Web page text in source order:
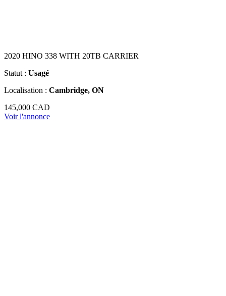
2020 HINO 338 WITH 20TB CARRIER
Statut : Usagé
Localisation : Cambridge, ON
145,000 CAD
Voir l'annonce